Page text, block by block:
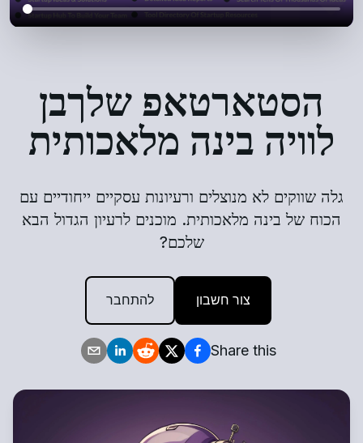
הסטארטאפ שלךבן
לוויה בינה מלאכותית
גלה שווקים לא מנוצלים ורעיונות עסקיים ייחודיים עם
הכוח של בינה מלאכותית. מוכנים לרעיון הגדול הבא
שלכם?
צור חשבון להתחבר
Share this